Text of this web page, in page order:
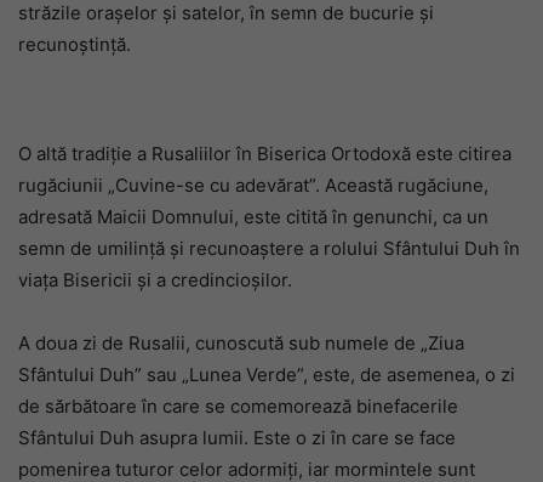
străzile orașelor și satelor, în semn de bucurie și
recunoștință.
O altă tradiție a Rusaliilor în Biserica Ortodoxă este citirea
rugăciunii „Cuvine-se cu adevărat”. Această rugăciune,
adresată Maicii Domnului, este citită în genunchi, ca un
semn de umilință și recunoaștere a rolului Sfântului Duh în
viața Bisericii și a credincioșilor.
A doua zi de Rusalii, cunoscută sub numele de „Ziua
Sfântului Duh” sau „Lunea Verde”, este, de asemenea, o zi
de sărbătoare în care se comemorează binefacerile
Sfântului Duh asupra lumii. Este o zi în care se face
pomenirea tuturor celor adormiți, iar mormintele sunt